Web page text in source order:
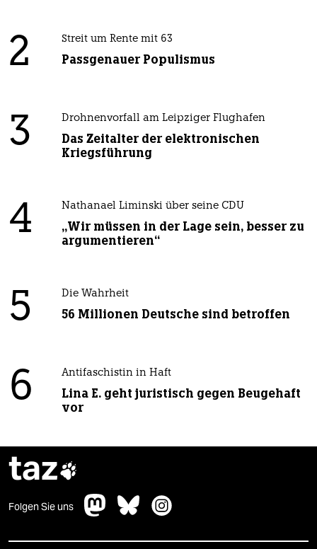
2 Streit um Rente mit 63
Passgenauer Populismus
3 Drohnenvorfall am Leipziger Flughafen
Das Zeitalter der elektronischen
Kriegsführung
4 Nathanael Liminski über seine CDU
„Wir müssen in der Lage sein, besser zu
argumentieren“
5 Die Wahrheit
56 Millionen Deutsche sind betroffen
6 Antifaschistin in Haft
Lina E. geht juristisch gegen Beugehaft
vor
taz
Folgen Sie uns